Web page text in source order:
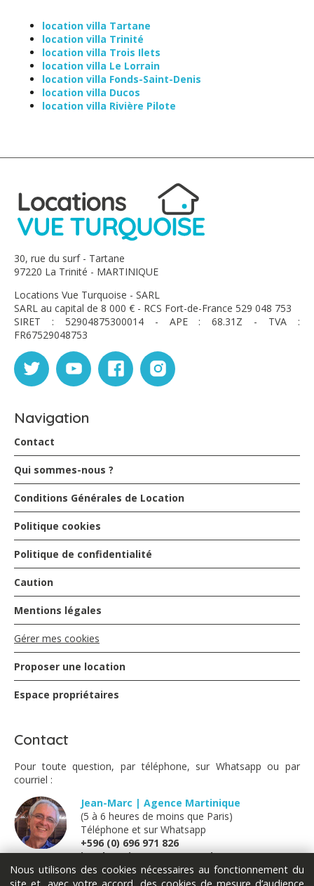
location villa Tartane
location villa Trinité
location villa Trois Ilets
location villa Le Lorrain
location villa Fonds-Saint-Denis
location villa Ducos
location villa Rivière Pilote
30, rue du surf - Tartane
97220 La Trinité - MARTINIQUE
Locations Vue Turquoise - SARL
SARL au capital de 8 000 € - RCS Fort-de-France 529 048 753
SIRET : 52904875300014 - APE : 68.31Z - TVA :
FR67529048753
Navigation
Contact
Qui sommes-nous ?
Conditions Générales de Location
Politique cookies
Politique de confidentialité
Caution
Mentions légales
Gérer mes cookies
Proposer une location
Espace propriétaires
Contact
Pour toute question, par téléphone, sur Whatsapp ou par
courriel :
Jean-Marc | Agence Martinique
(5 à 6 heures de moins que Paris)
Téléphone et sur Whatsapp
+596 (0) 696 971 826
jm@locations-vue-turquoise.com
Nous utilisons des cookies nécessaires au fonctionnement du